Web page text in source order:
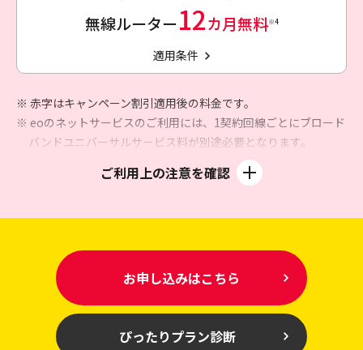
無線ルーター12カ月無料※4
適用条件
※ 赤字はキャンペーン割引適用後の料金です。
※ eoのネットサービスのご利用には、1契約回線ごとにブロード
バンドユニバーサルサービス料が別途必要となります。
※ eo光電話のご利用には、通話料、電話ユニバーサルサービス
料および電話リレーサービス料が別途必要となります。
ンペーン」「eo光シンプルプラン 最大6カ月間500円割引特
トキャンペーン」にて月額料金7～12カ月目のお支払い合計
3,000円にキャンペーンで進呈する3,000円を充てた場合。
eoアプリからのキャンペーン登録方法
※2 別途契約事務手数料3,300円が必要です。標準工事費
（29,700円）は24回の分割払いでのお支払いとなります
ご利用上の注意を確認
お申し込みはこちら
ぴったりプラン診断